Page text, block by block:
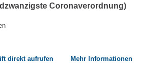
Coronaverordnung)
direkt aufrufen Mehr Informationen